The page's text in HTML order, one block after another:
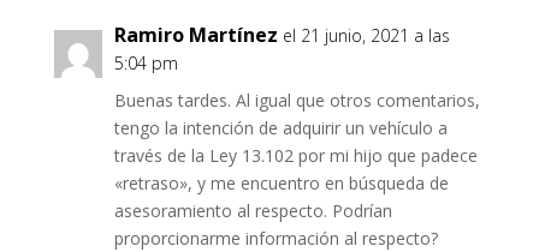
Ramiro Martínez el 21 junio, 2021 a las
5:04 pm
Buenas tardes. Al igual que otros comentarios,
tengo la intención de adquirir un vehículo a
través de la Ley 13.102 por mi hijo que padece
«retraso», y me encuentro en búsqueda de
asesoramiento al respecto. Podrían
proporcionarme información al respecto?